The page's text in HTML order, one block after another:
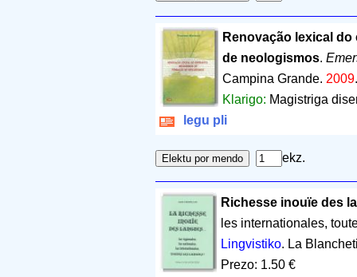
Renovação lexical
de neologismos.
Campina Grande. 2009
Klarigo: Magistriga
legu pli
ekz.
Richesse inouïe des
les internationales,
Lingvistiko. La
Prezo: 1.50 €